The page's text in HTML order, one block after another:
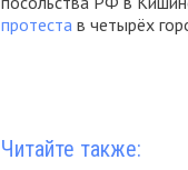
протеста в четырёх
Читайте также: